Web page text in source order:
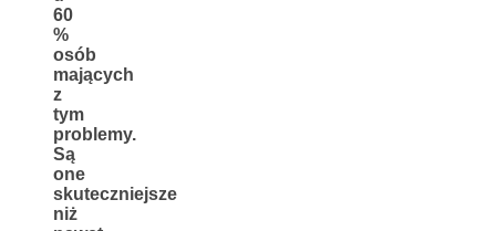
60
%
osób
mających
z
tym
problemy.
Są
one
skuteczniejsze
niż